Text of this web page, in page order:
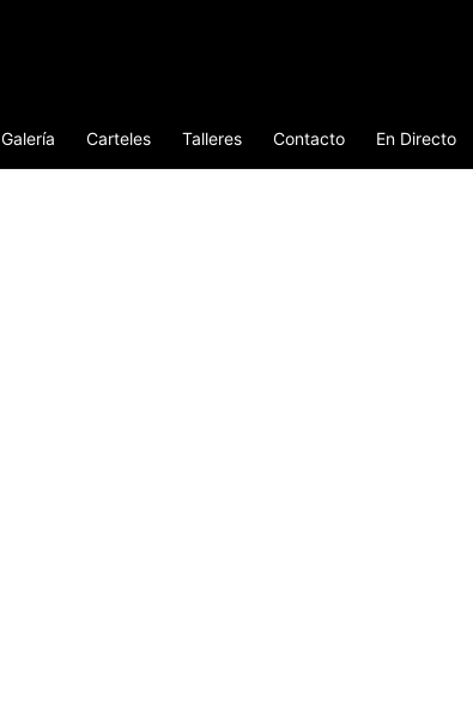
Galería Carteles Talleres Contacto En Directo